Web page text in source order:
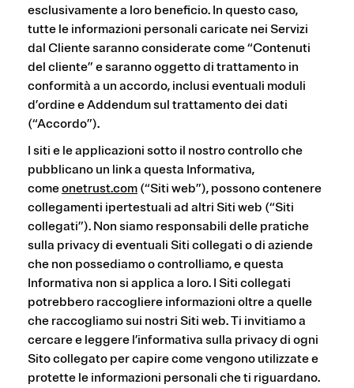
esclusivamente a loro beneficio. In questo caso,
tutte le informazioni personali caricate nei Servizi
dal Cliente saranno considerate come “Contenuti
del cliente” e saranno oggetto di trattamento in
conformità a un accordo, inclusi eventuali moduli
d’ordine e Addendum sul trattamento dei dati
(“Accordo”).
I siti e le applicazioni sotto il nostro controllo che
pubblicano un link a questa Informativa,
comeonetrust.com (“Siti web”), possono contenere
collegamenti ipertestuali ad altri Siti web (“Siti
collegati”). Non siamo responsabili delle pratiche
sulla privacy di eventuali Siti collegati o di aziende
che non possediamo o controlliamo, e questa
Informativa non si applica a loro. I Siti collegati
potrebbero raccogliere informazioni oltre a quelle
che raccogliamo sui nostri Siti web. Ti invitiamo a
cercare e leggere l’informativa sulla privacy di ogni
Sito collegato per capire come vengono utilizzate e
protette le informazioni personali che ti riguardano.